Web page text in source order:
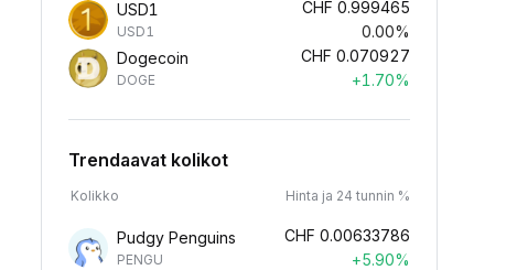
USD1
USD1
CHF 0.999465
0.00%
Dogecoin
DOGE
CHF 0.070927
+1.70%
Trendaavat kolikot
Kolikko Hinta ja 24 tunnin %
Pudgy Penguins
PENGU
CHF 0.00633786
+5.90%